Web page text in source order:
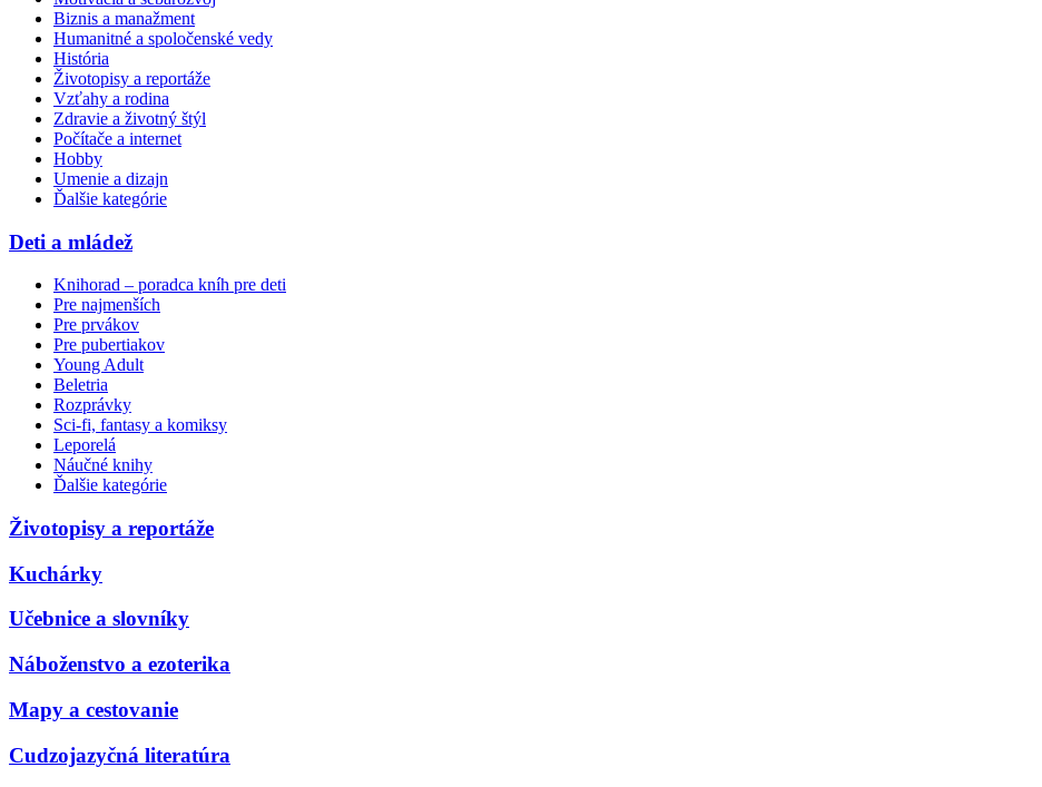
Biznis a manažment
Humanitné a spoločenské vedy
História
Životopisy a reportáže
Vzťahy a rodina
Zdravie a životný štýl
Počítače a internet
Hobby
Umenie a dizajn
Ďalšie kategórie
Deti a mládež
Knihorad – poradca kníh pre deti
Pre najmenších
Pre prvákov
Pre pubertiakov
Young Adult
Beletria
Rozprávky
Sci-fi, fantasy a komiksy
Leporelá
Náučné knihy
Ďalšie kategórie
Životopisy a reportáže
Kuchárky
Učebnice a slovníky
Náboženstvo a ezoterika
Mapy a cestovanie
Cudzojazyčná literatúra